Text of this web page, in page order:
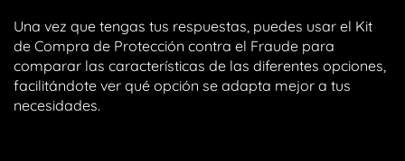
Una vez que tengas tus respuestas, puedes usar el Kit
de Compra de Protección contra el Fraude para
comparar las características de las diferentes opciones,
facilitándote ver qué opción se adapta mejor a tus
necesidades.